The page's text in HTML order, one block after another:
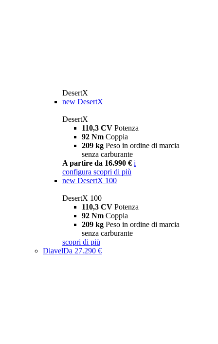
DesertX
new DesertX
DesertX
110,3 CV Potenza
92 Nm Coppia
209 kg Peso in ordine di marcia
senza carburante
A partire da 16.990 € i
configura scopri di più
new DesertX 100
DesertX 100
110,3 CV Potenza
92 Nm Coppia
209 kg Peso in ordine di marcia
senza carburante
scopri di più
DiavelDa 27.290 €